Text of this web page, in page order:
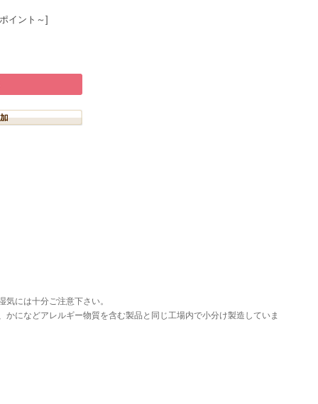
イント～]
には十分ご注意下さい。
になどアレルギー物質を含む製品と同じ工場内で小分け製造していま